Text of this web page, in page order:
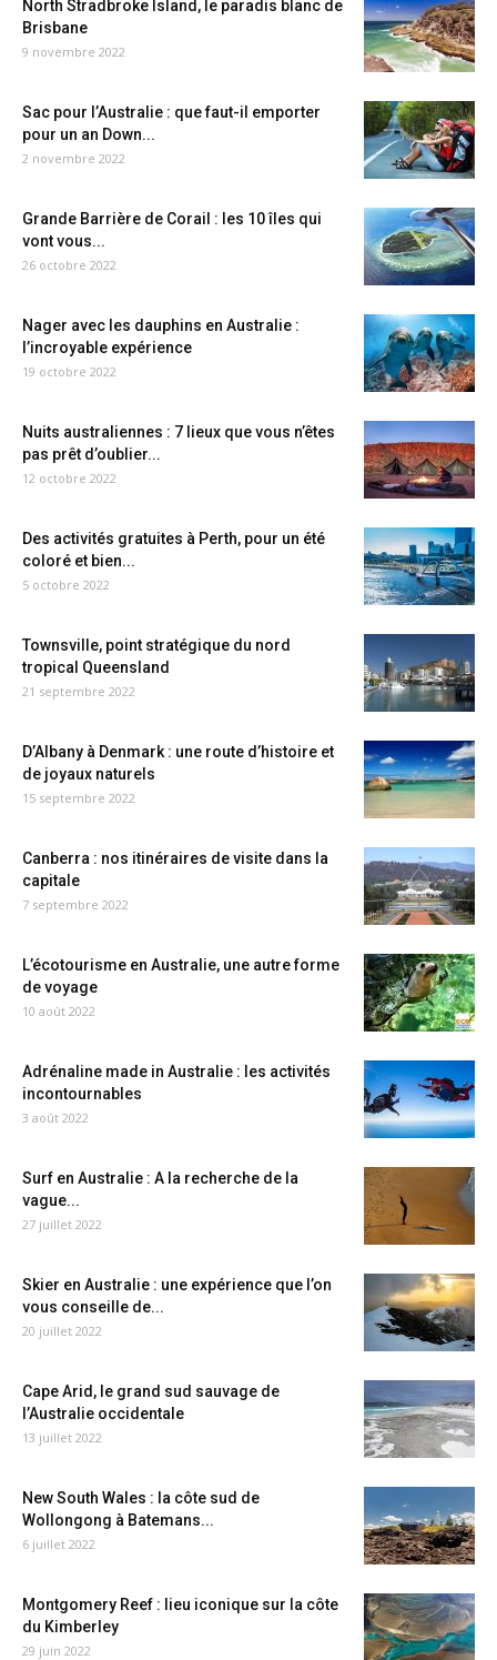
North Stradbroke Island, le paradis blanc de
Brisbane
9 novembre 2022
Sac pour l’Australie : que faut-il emporter
pour un an Down...
2 novembre 2022
Grande Barrière de Corail : les 10 îles qui
vont vous...
26 octobre 2022
Nager avec les dauphins en Australie :
l’incroyable expérience
19 octobre 2022
Nuits australiennes : 7 lieux que vous n’êtes
pas prêt d’oublier...
12 octobre 2022
Des activités gratuites à Perth, pour un été
coloré et bien...
5 octobre 2022
Townsville, point stratégique du nord
tropical Queensland
21 septembre 2022
D’Albany à Denmark : une route d’histoire et
de joyaux naturels
15 septembre 2022
Canberra : nos itinéraires de visite dans la
capitale
7 septembre 2022
L’écotourisme en Australie, une autre forme
de voyage
10 août 2022
Adrénaline made in Australie : les activités
incontournables
3 août 2022
Surf en Australie : A la recherche de la
vague...
27 juillet 2022
Skier en Australie : une expérience que l’on
vous conseille de...
20 juillet 2022
Cape Arid, le grand sud sauvage de
l’Australie occidentale
13 juillet 2022
New South Wales : la côte sud de
Wollongong à Batemans...
6 juillet 2022
Montgomery Reef : lieu iconique sur la côte
du Kimberley
29 juin 2022